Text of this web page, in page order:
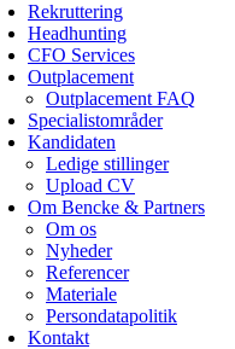
Rekruttering
Headhunting
CFO Services
Outplacement
Outplacement FAQ
Specialistområder
Kandidaten
Ledige stillinger
Upload CV
Om Bencke & Partners
Om os
Nyheder
Referencer
Materiale
Persondatapolitik
Kontakt